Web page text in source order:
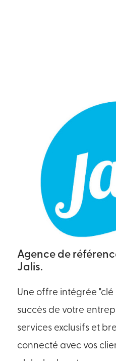
Agence de
Jalis.
Une offre intégrée
succès de votre
services exclusifs et
connecté avec vos